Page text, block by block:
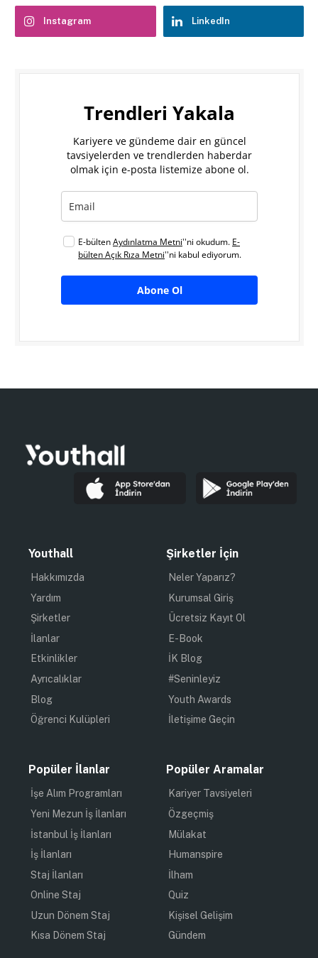
Instagram LinkedIn
Trendleri Yakala
Kariyere ve gündeme dair en güncel
tavsiyelerden ve trendlerden haberdar
olmak için e-posta listemize abone ol.
E-bültenAydınlatma Metni''ni okudum. E-
bülten Açık Rıza Metni''ni kabul ediyorum.
Abone Ol
Youthall
Hakkımızda
Yardım
Şirketler
İlanlar
Etkinlikler
Ayrıcalıklar
Blog
Öğrenci Kulüpleri
Şirketler İçin
Neler Yaparız?
Kurumsal Giriş
Ücretsiz Kayıt Ol
E-Book
İK Blog
#Seninleyiz
Youth Awards
İletişime Geçin
Popüler İlanlar
İşe Alım Programları
Yeni Mezun İş İlanları
İstanbul İş İlanları
İş İlanları
Staj İlanları
Online Staj
Uzun Dönem Staj
Kısa Dönem Staj
Popüler Aramalar
Kariyer Tavsiyeleri
Özgeçmiş
Mülakat
Humanspire
İlham
Quiz
Kişisel Gelişim
Gündem